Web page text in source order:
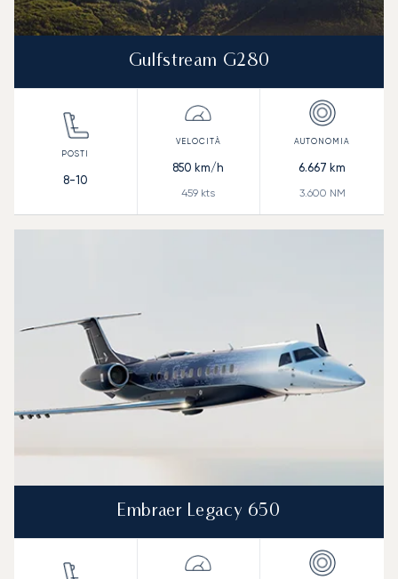
Gulfstream G280
8-10
850 km/h
459 kts
6.667 km
3.600 NM
Embraer Legacy 650